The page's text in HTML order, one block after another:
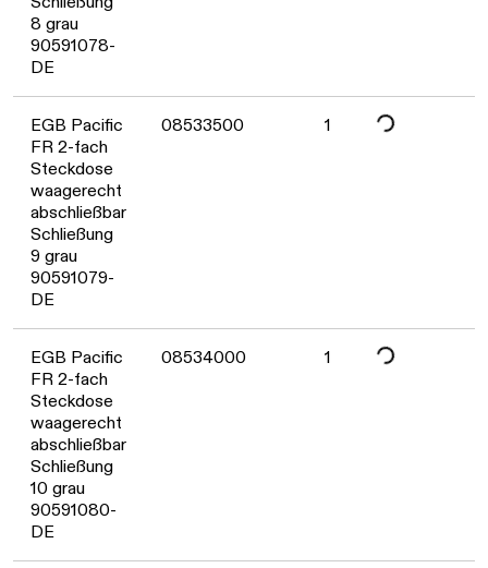
8 grau
90591078-
DE
EGB Pacific
FR 2-fach
Steckdose
waagerecht
abschließbar
Schließung
9 grau
90591079-
DE
08533500 1 Daten werden
EGB Pacific
FR 2-fach
Steckdose
waagerecht
abschließbar
Schließung
10 grau
90591080-
DE
08534000 1 Daten werden